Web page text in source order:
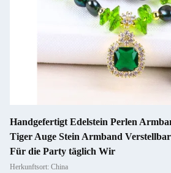
Handgefertigt Edelstein Perlen
Tiger Auge Stein Armband
Für die Party täglich Wir
Herkunftsort: China